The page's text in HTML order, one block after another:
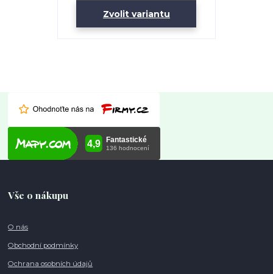
Zvolit variantu
Vše o nákupu
O nás
Obchodní podmínky
Ochrana osobních údajů